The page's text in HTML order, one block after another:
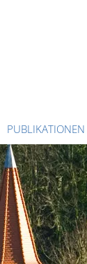
PUBLIKATIONEN